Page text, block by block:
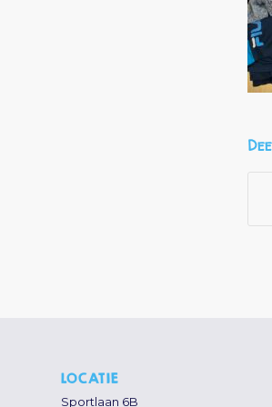
LOCATIE
Sportlaan 6B